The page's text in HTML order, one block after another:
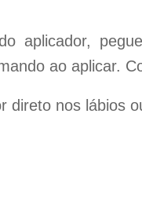
aplicador,
ao aplicar.
direto nos lábios